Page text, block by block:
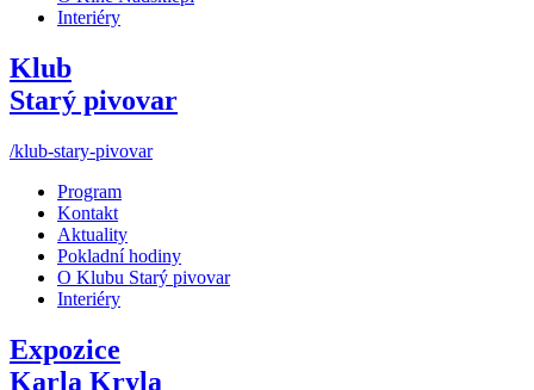
Interiéry
Klub
Starý pivovar
/klub-stary-pivovar
Program
Kontakt
Aktuality
Pokladní hodiny
O Klubu Starý pivovar
Interiéry
Expozice
Karla Kryla